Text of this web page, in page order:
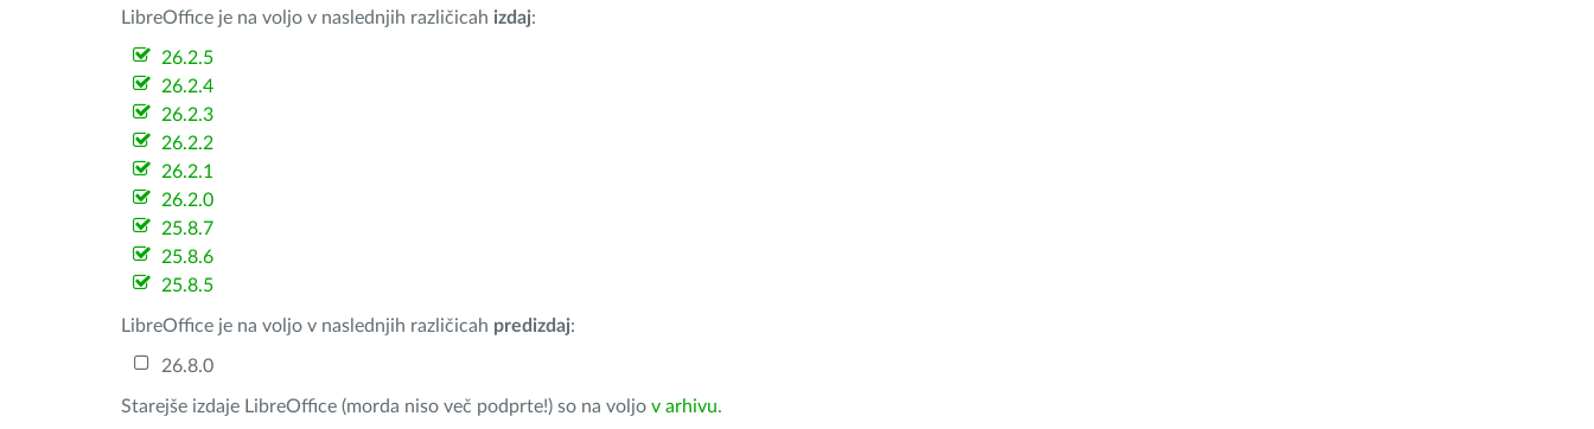
LibreOffice je na voljo v naslednjih različicah izdaj:
26.2.5
26.2.4
26.2.3
26.2.2
26.2.1
26.2.0
25.8.7
25.8.6
25.8.5
LibreOffice je na voljo v naslednjih različicah predizdaj:
26.8.0
Starejše izdaje LibreOffice (morda niso več podprte!) so na voljo v arhivu.